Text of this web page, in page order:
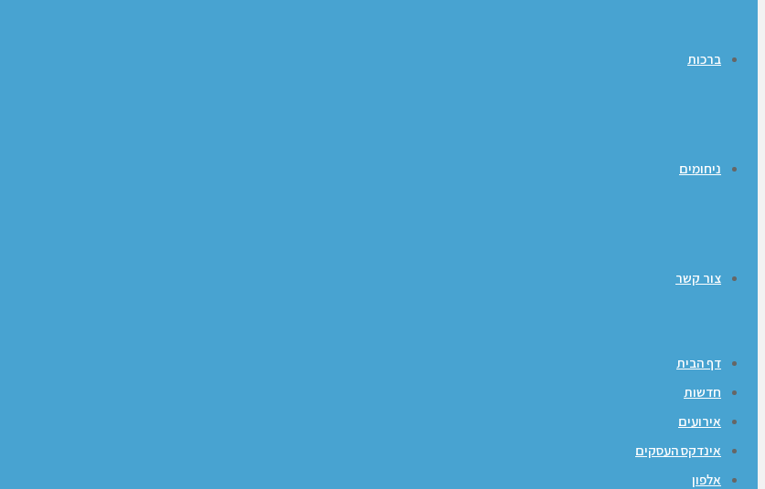
ברכות
ניחומים
צור קשר
דף הבית
חדשות
אירועים
אינדקס העסקים
אלפון